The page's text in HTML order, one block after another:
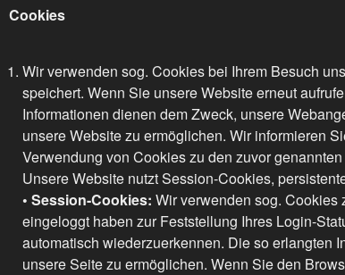
Cookies
Wir verwenden sog. Cookies bei Ihrem Besuch
speichert. Wenn Sie unsere Website erneut
Informationen dienen dem Zweck, unsere
unsere Website zu ermöglichen. Wir informieren
Verwendung von Cookies zu den zuvor
Unsere Website nutzt Session-Cookies,
• Session-Cookies: Wir verwenden sog. Cookies
eingeloggt haben zur Feststellung Ihres Login-
automatisch wiederzuerkennen. Die so erlangten
unsere Seite zu ermöglichen. Wenn Sie den